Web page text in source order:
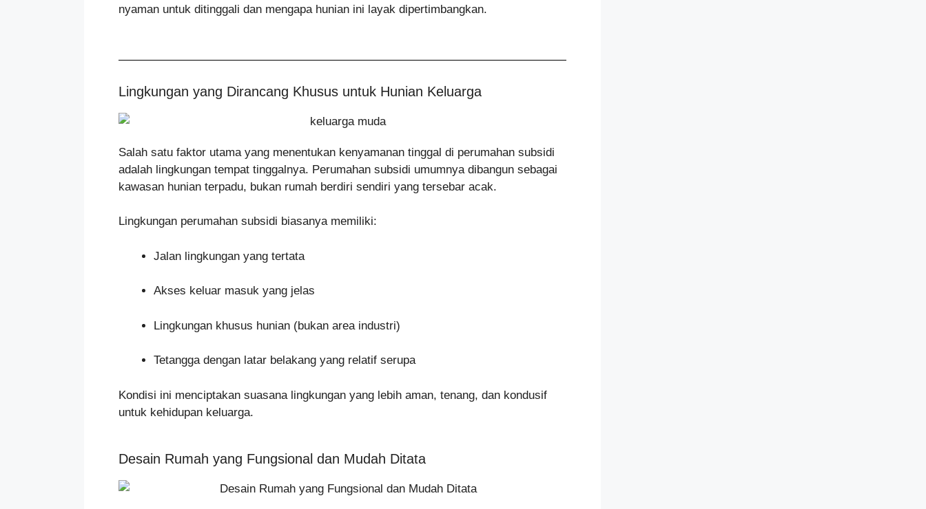
nyaman untuk ditinggali dan mengapa hunian ini layak dipertimbangkan.
Lingkungan yang Dirancang Khusus untuk Hunian Keluarga
Salah satu faktor utama yang menentukan kenyamanan tinggal di perumahan subsidi
adalah lingkungan tempat tinggalnya. Perumahan subsidi umumnya dibangun sebagai
kawasan hunian terpadu, bukan rumah berdiri sendiri yang tersebar acak.
Lingkungan perumahan subsidi biasanya memiliki:
Jalan lingkungan yang tertata
Akses keluar masuk yang jelas
Lingkungan khusus hunian (bukan area industri)
Tetangga dengan latar belakang yang relatif serupa
Kondisi ini menciptakan suasana lingkungan yang lebih aman, tenang, dan kondusif
untuk kehidupan keluarga.
Desain Rumah yang Fungsional dan Mudah Ditata